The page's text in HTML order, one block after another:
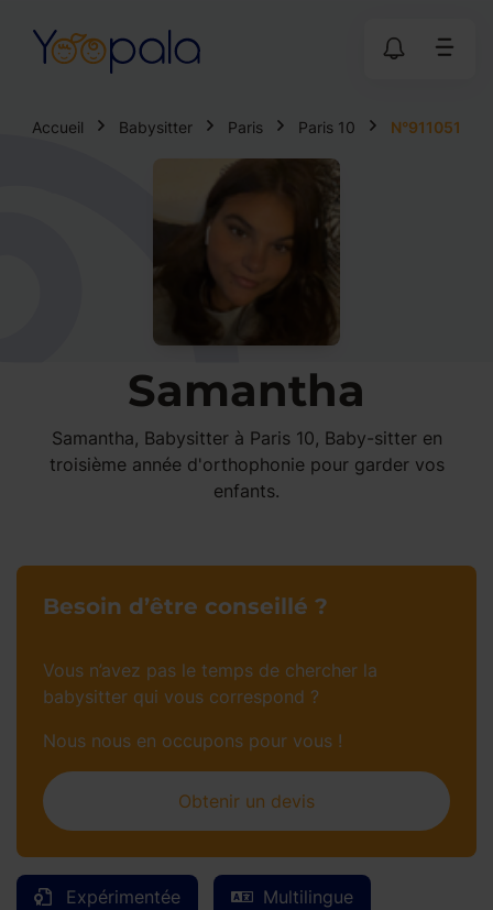
Accueil Babysitter Paris Paris 10 N°911051
Samantha
Samantha, Babysitter à Paris 10, Baby-sitter en
troisième année d'orthophonie pour garder vos
enfants.
Expérimentée Multilingue
Besoin d’être conseillé ?
Vous n’avez pas le temps de chercher la
babysitter qui vous correspond ?
Nous nous en occupons pour vous !
Obtenir un devis